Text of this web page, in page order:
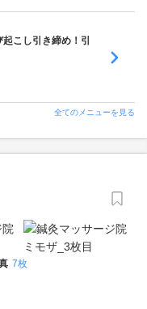
こし引き締め！引
全てのメニューを見る
7枚